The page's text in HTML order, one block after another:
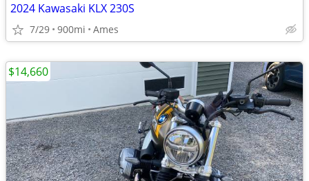
2024 Kawasaki KLX 230S
7/29 900mi Ames
$14,660